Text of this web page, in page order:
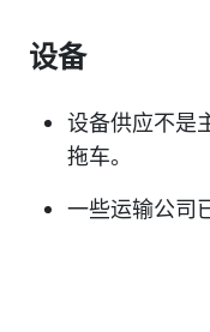
设备
设备供应不是
拖车。
一些运输公司